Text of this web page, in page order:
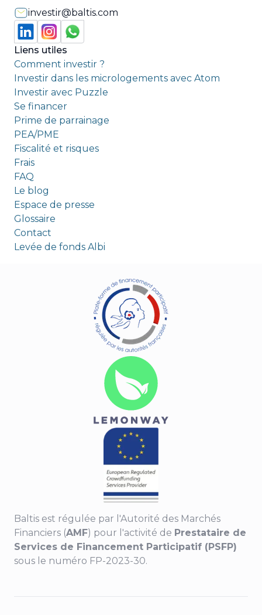
investir@baltis.com
Liens utiles
Comment investir ?
Investir dans les micrologements avec Atom
Investir avec Puzzle
Se financer
Prime de parrainage
PEA/PME
Fiscalité et risques
Frais
FAQ
Le blog
Espace de presse
Glossaire
Contact
Levée de fonds Albi
Baltis est régulée par l'Autorité des Marchés
Financiers (AMF) pour l'activité de Prestataire de
Services de Financement Participatif (PSFP)
sous le numéro FP-2023-30.